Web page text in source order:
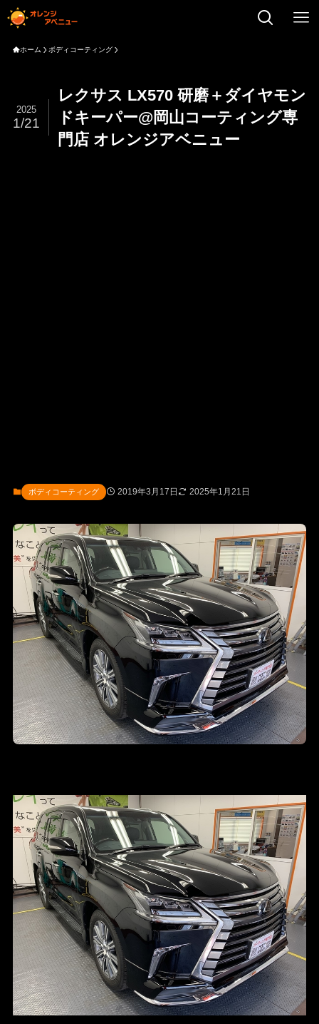
ホーム ボディコーティング
レクサス LX570 研磨＋ダイヤモン
ドキーパー@岡山コーティング専
門店 オレンジアベニュー
2025
1/21
ボディコーティング 2019年3月17日 2025年1月21日